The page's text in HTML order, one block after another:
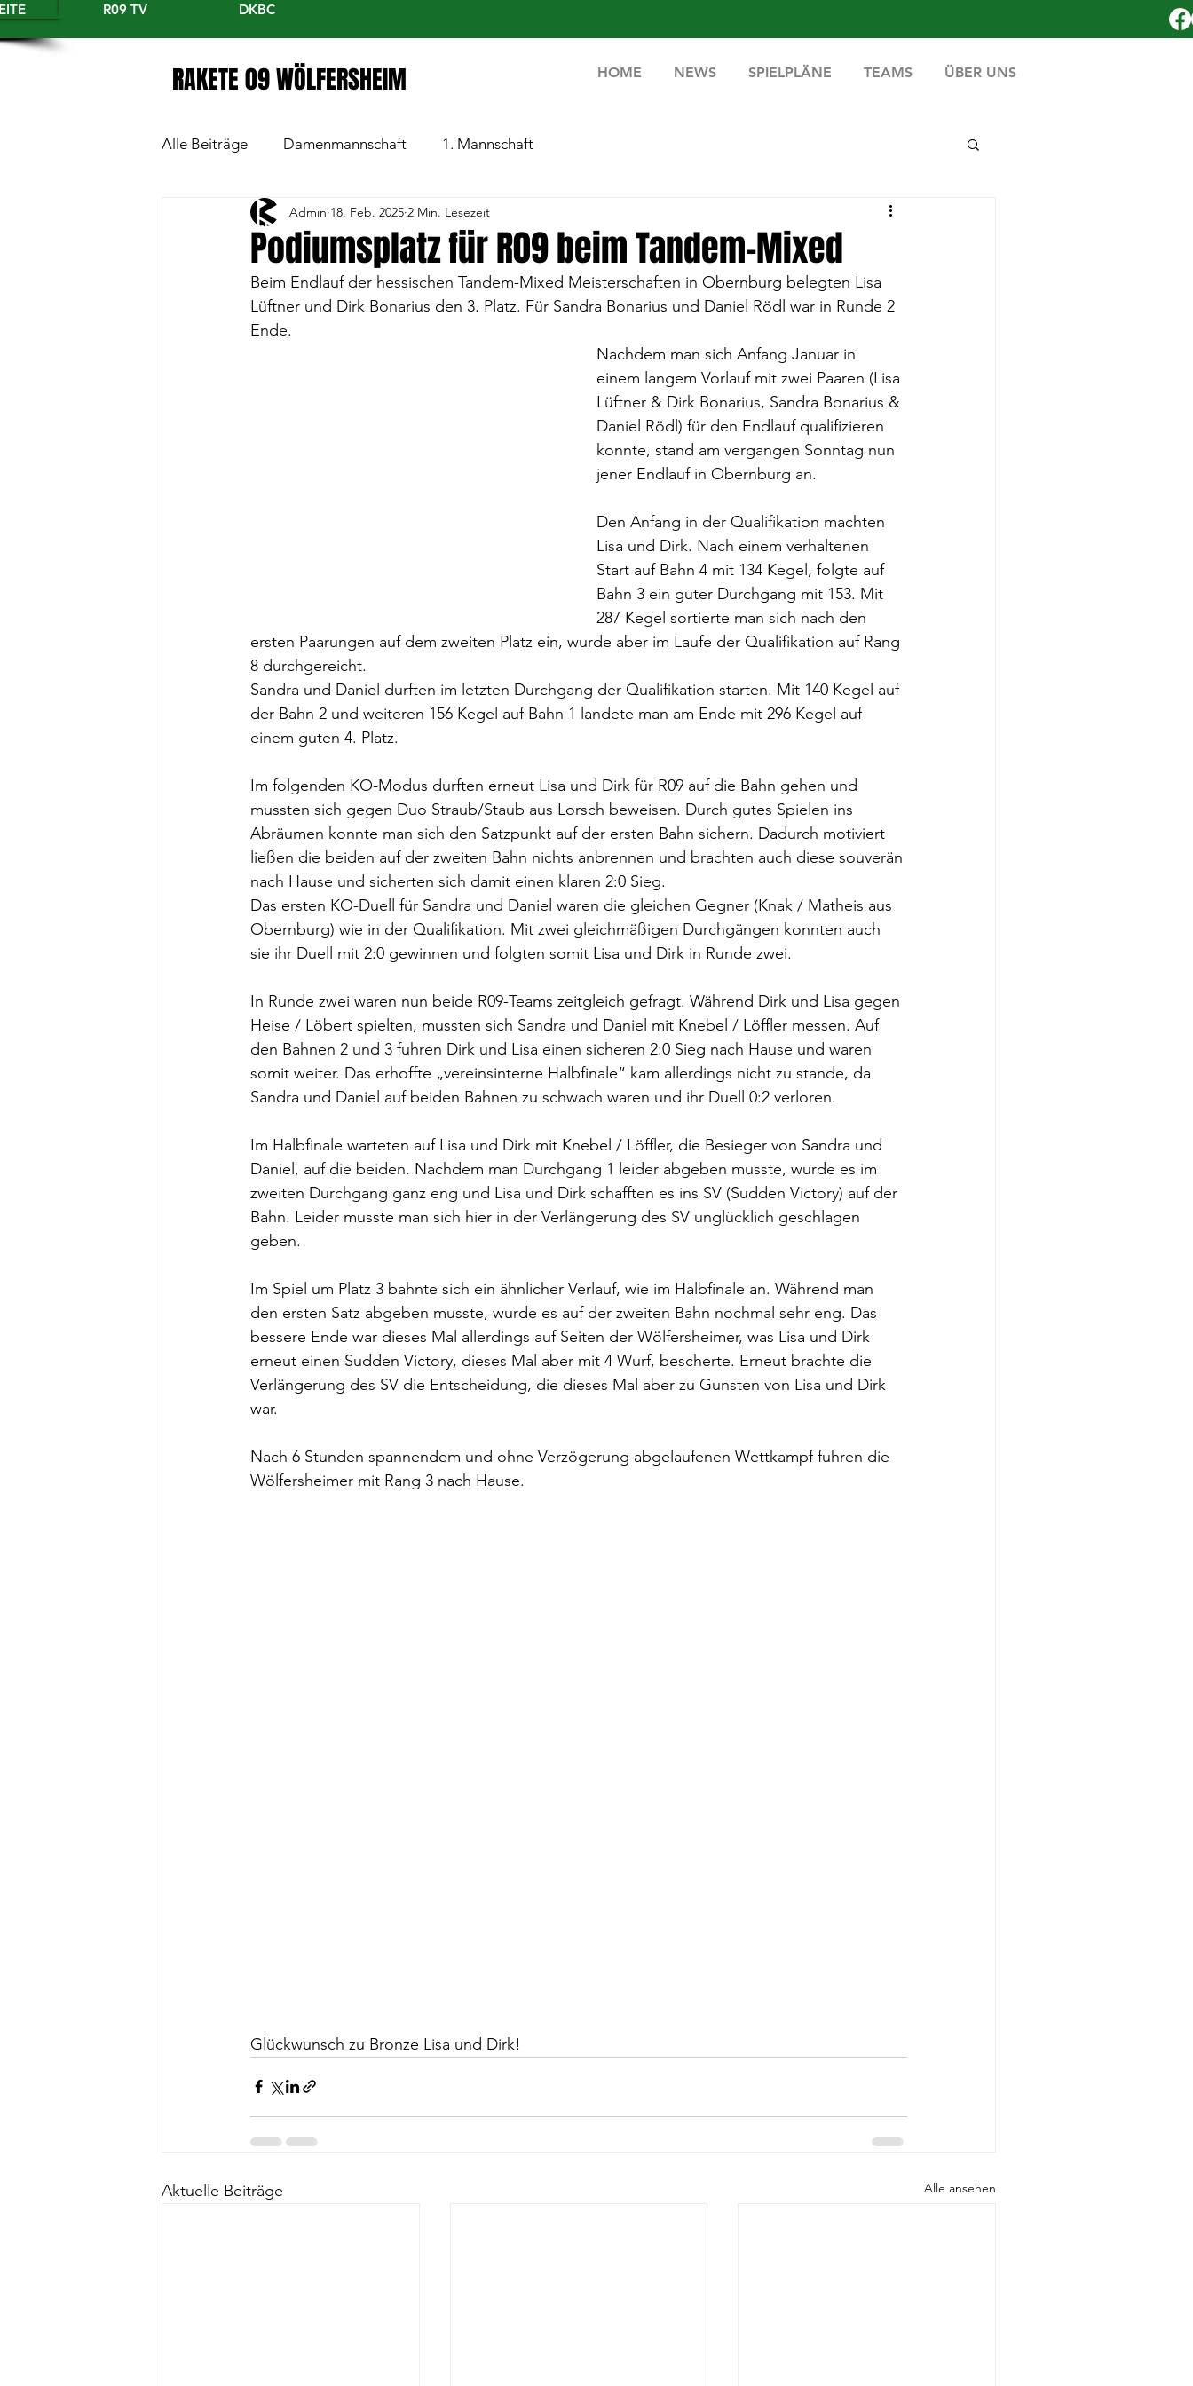
R09 TV DKBC
RAKETE 09 WÖLFERSHEIM HOME NEWS SPIELPLÄNE TEAMS ÜBER UNS
Alle Beiträge Damenmannschaft 1. Mannschaft
Podiumsplatz für R09 beim Tandem-Mixed
Admin 18. Feb. 2025 2 Min. Lesezeit
Beim Endlauf der hessischen Tandem-Mixed Meisterschaften in Obernburg belegten Lisa
Lüftner und Dirk Bonarius den 3. Platz. Für Sandra Bonarius und Daniel Rödl war in Runde 2
Ende.
Nachdem man sich Anfang Januar in
einem langem Vorlauf mit zwei Paaren (Lisa
Lüftner & Dirk Bonarius, Sandra Bonarius &
Daniel Rödl) für den Endlauf qualifizieren
konnte, stand am vergangen Sonntag nun
jener Endlauf in Obernburg an.
Den Anfang in der Qualifikation machten
Lisa und Dirk. Nach einem verhaltenen
Start auf Bahn 4 mit 134 Kegel, folgte auf
Bahn 3 ein guter Durchgang mit 153. Mit
287 Kegel sortierte man sich nach den
ersten Paarungen auf dem zweiten Platz ein, wurde aber im Laufe der Qualifikation auf Rang
8 durchgereicht.
Sandra und Daniel durften im letzten Durchgang der Qualifikation starten. Mit 140 Kegel auf
der Bahn 2 und weiteren 156 Kegel auf Bahn 1 landete man am Ende mit 296 Kegel auf
einem guten 4. Platz.
Im folgenden KO-Modus durften erneut Lisa und Dirk für R09 auf die Bahn gehen und
mussten sich gegen Duo Straub/Staub aus Lorsch beweisen. Durch gutes Spielen ins
Abräumen konnte man sich den Satzpunkt auf der ersten Bahn sichern. Dadurch motiviert
ließen die beiden auf der zweiten Bahn nichts anbrennen und brachten auch diese souverän
nach Hause und sicherten sich damit einen klaren 2:0 Sieg.
Das ersten KO-Duell für Sandra und Daniel waren die gleichen Gegner (Knak / Matheis aus
Obernburg) wie in der Qualifikation. Mit zwei gleichmäßigen Durchgängen konnten auch
sie ihr Duell mit 2:0 gewinnen und folgten somit Lisa und Dirk in Runde zwei.
In Runde zwei waren nun beide R09-Teams zeitgleich gefragt. Während Dirk und Lisa gegen
Heise / Löbert spielten, mussten sich Sandra und Daniel mit Knebel / Löffler messen. Auf
den Bahnen 2 und 3 fuhren Dirk und Lisa einen sicheren 2:0 Sieg nach Hause und waren
somit weiter. Das erhoffte „vereinsinterne Halbfinale“ kam allerdings nicht zu stande, da
Sandra und Daniel auf beiden Bahnen zu schwach waren und ihr Duell 0:2 verloren.
Im Halbfinale warteten auf Lisa und Dirk mit Knebel / Löffler, die Besieger von Sandra und
Daniel, auf die beiden. Nachdem man Durchgang 1 leider abgeben musste, wurde es im
zweiten Durchgang ganz eng und Lisa und Dirk schafften es ins SV (Sudden Victory) auf der
Bahn. Leider musste man sich hier in der Verlängerung des SV unglücklich geschlagen
geben.
Im Spiel um Platz 3 bahnte sich ein ähnlicher Verlauf, wie im Halbfinale an. Während man
den ersten Satz abgeben musste, wurde es auf der zweiten Bahn nochmal sehr eng. Das
bessere Ende war dieses Mal allerdings auf Seiten der Wölfersheimer, was Lisa und Dirk
erneut einen Sudden Victory, dieses Mal aber mit 4 Wurf, bescherte. Erneut brachte die
Verlängerung des SV die Entscheidung, die dieses Mal aber zu Gunsten von Lisa und Dirk
war.
Nach 6 Stunden spannendem und ohne Verzögerung abgelaufenen Wettkampf fuhren die
Wölfersheimer mit Rang 3 nach Hause.
Glückwunsch zu Bronze Lisa und Dirk!
Aktuelle Beiträge Alle ansehen